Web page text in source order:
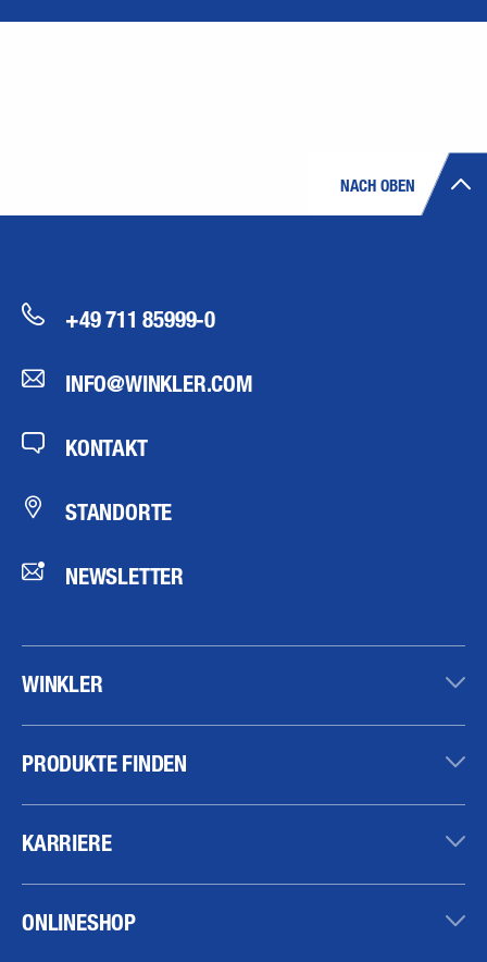
NACH OBEN
+49 711 85999-0
INFO@WINKLER.COM
KONTAKT
STANDORTE
NEWSLETTER
WINKLER
PRODUKTE FINDEN
KARRIERE
ONLINESHOP